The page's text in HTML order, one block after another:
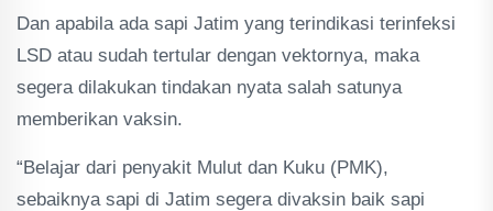
Dan apabila ada sapi Jatim yang terindikasi terinfeksi
LSD atau sudah tertular dengan vektornya, maka
segera dilakukan tindakan nyata salah satunya
memberikan vaksin.
“Belajar dari penyakit Mulut dan Kuku (PMK),
sebaiknya sapi di Jatim segera divaksin baik sapi